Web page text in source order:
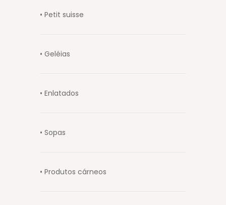
• Petit suisse
• Geléias
• Enlatados
• Sopas
• Produtos cárneos